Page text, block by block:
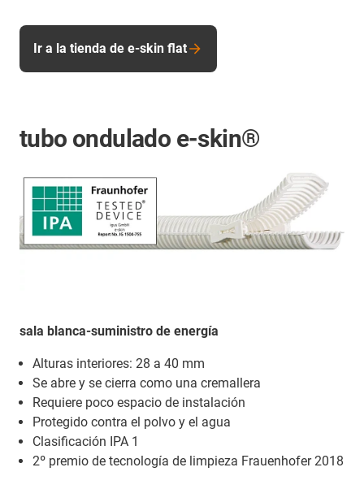
Ir a la tienda de e-skin flat
tubo ondulado e-skin®
sala blanca-suministro de energía
Alturas interiores: 28 a 40 mm
Se abre y se cierra como una cremallera
Requiere poco espacio de instalación
Protegido contra el polvo y el agua
Clasificación IPA 1
2º premio de tecnología de limpieza Frauenhofer 2018